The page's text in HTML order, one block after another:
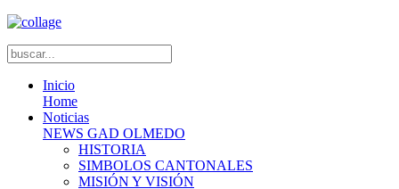
Inicio
Home
Noticias
NEWS GAD OLMEDO
HISTORIA
SIMBOLOS CANTONALES
MISIÓN Y VISIÓN